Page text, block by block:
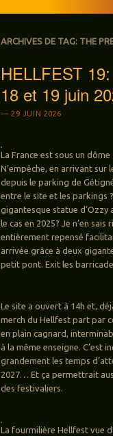
ARCHIVES DE TAG: THE
HELLFEST
18 et 19 juin
29 JUIN 2026
La France est sous un
N’empêche, en arrivant
depuis le parking de
entre le site et les parkings
gigantesque statue d’Ozzy
le cas en 2025? Je n’en
entièrement repensé
arrivée grâce à deux
petit pont. Exit les
Le site a ouvert à 14h et,
merch du Hellfest part par
en plain cagnard,
à la même enseigne. C’est
grandement les temps
2027… Et ça permettrait
des festivaliers.
La fourmilière Hellfest vue